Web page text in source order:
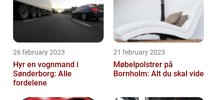
26 february 2023
Hyr en vognmand i
Sønderborg: Alle
fordelene
21 february 2023
Møbelpolstrer på
Bornholm: Alt du skal vide